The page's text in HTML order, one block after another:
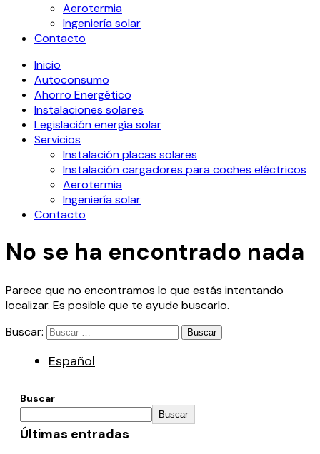
Aerotermia
Ingeniería solar
Contacto
Inicio
Autoconsumo
Ahorro Energético
Instalaciones solares
Legislación energía solar
Servicios
Instalación placas solares
Instalación cargadores para coches eléctricos
Aerotermia
Ingeniería solar
Contacto
No se ha encontrado nada
Parece que no encontramos lo que estás intentando
localizar. Es posible que te ayude buscarlo.
Buscar:
Español
Buscar
Buscar
Últimas entradas